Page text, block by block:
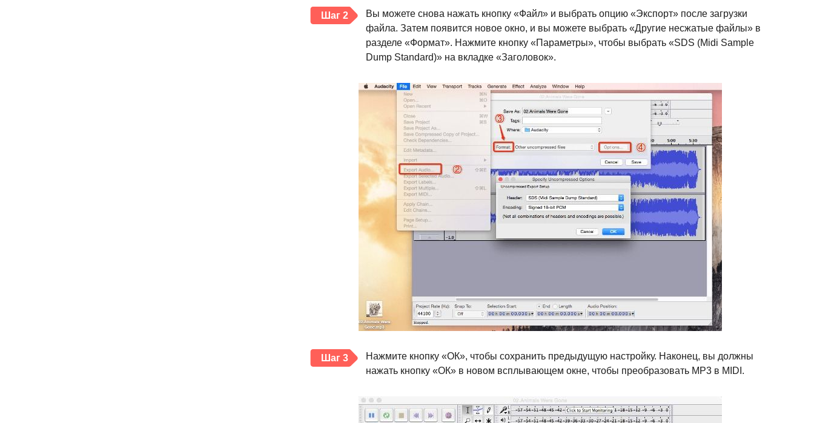
Шаг 2
Вы можете снова нажать кнопку «Файл» и выбрать опцию «Экспорт» после загрузки
файла. Затем появится новое окно, и вы можете выбрать «Другие несжатые файлы» в
разделе «Формат». Нажмите кнопку «Параметры», чтобы выбрать «SDS (Midi Sample
Dump Standard)» на вкладке «Заголовок».
Шаг 3
Нажмите кнопку «ОК», чтобы сохранить предыдущую настройку. Наконец, вы должны
нажать кнопку «ОК» в новом всплывающем окне, чтобы преобразовать MP3 в MIDI.